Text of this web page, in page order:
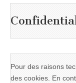
Pour des raisons
des cookies. En